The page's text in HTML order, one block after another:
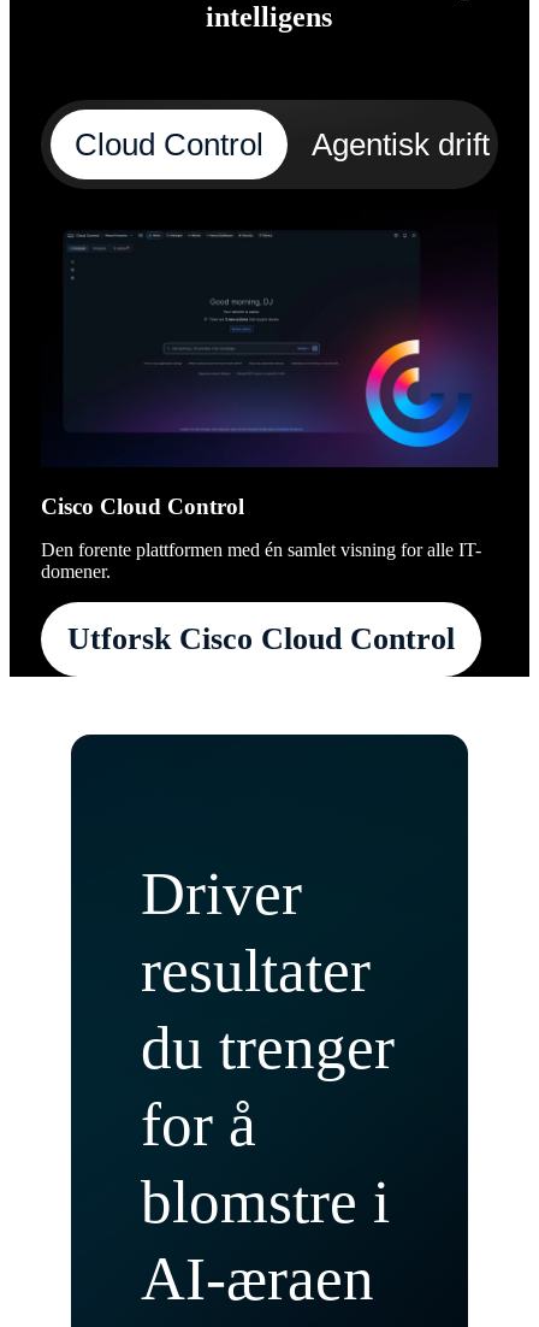
intelligens
Cloud Control Agentisk drift
Cisco Cloud Control
Den forente plattformen med én samlet visning for alle IT-
domener.
Utforsk Cisco Cloud Control
Driver
resultater
du trenger
for å
blomstre i
AI-æraen